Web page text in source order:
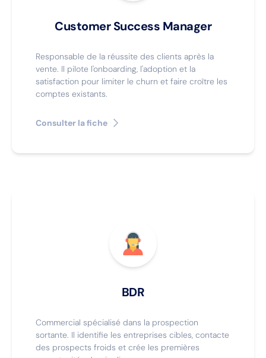
Customer Success Manager
Responsable de la réussite des clients après la
vente. Il pilote l'onboarding, l'adoption et la
satisfaction pour limiter le churn et faire croître les
comptes existants.
Consulter la fiche
BDR
Commercial spécialisé dans la prospection
sortante. Il identifie les entreprises cibles, contacte
des prospects froids et crée les premières